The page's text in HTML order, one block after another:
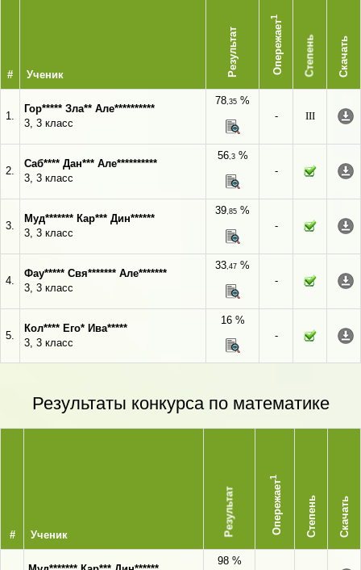
# Ученик Результат Опережает
1
Степень Скачать
1.
Гор***** Зла** Але**********
3, 3 класс
78,35 %
-
III
2.
Саб**** Дан*** Але**********
3, 3 класс
56,3%
-
3.
Муд******* Кар*** Дин******
3, 3 класс
39,85 %
-
4.
Фау***** Свя******* Але*******
3, 3 класс
33,47 %
-
5.
Кол**** Его* Ива*****
3, 3 класс
16 %
-
Результаты конкурса по математике
# Ученик Результат Опережает
1
Степень Скачать
98 %